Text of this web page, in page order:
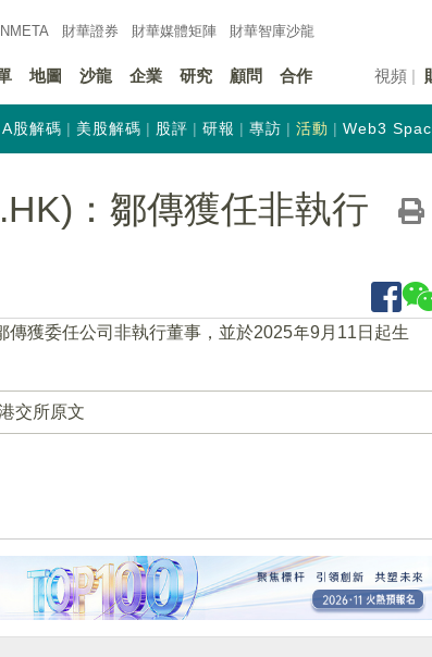
財華證券 財華媒體矩陣 財華智庫沙龍
地圖 沙龍 企業 研究 顧問 合作 視頻
A股解碼 美股解碼 股評 研報 專訪 活動 Web3
：鄒傳獲任非執行
傳獲委任公司非執行董事，並於2025年9月11日起生
交所原文